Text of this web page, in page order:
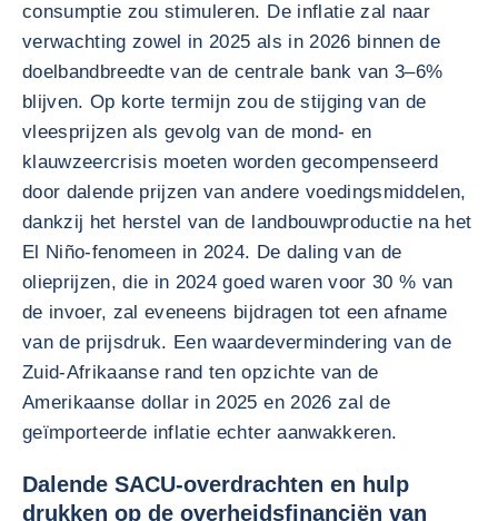
consumptie zou stimuleren. De inflatie zal naar
verwachting zowel in 2025 als in 2026 binnen de
doelbandbreedte van de centrale bank van 3–6%
blijven. Op korte termijn zou de stijging van de
vleesprijzen als gevolg van de mond- en
klauwzeercrisis moeten worden gecompenseerd
door dalende prijzen van andere voedingsmiddelen,
dankzij het herstel van de landbouwproductie na het
El Niño-fenomeen in 2024. De daling van de
olieprijzen, die in 2024 goed waren voor 30 % van
de invoer, zal eveneens bijdragen tot een afname
van de prijsdruk. Een waardevermindering van de
Zuid-Afrikaanse rand ten opzichte van de
Amerikaanse dollar in 2025 en 2026 zal de
geïmporteerde inflatie echter aanwakkeren.
Dalende SACU-overdrachten en hulp
drukken op de overheidsfinanciën van